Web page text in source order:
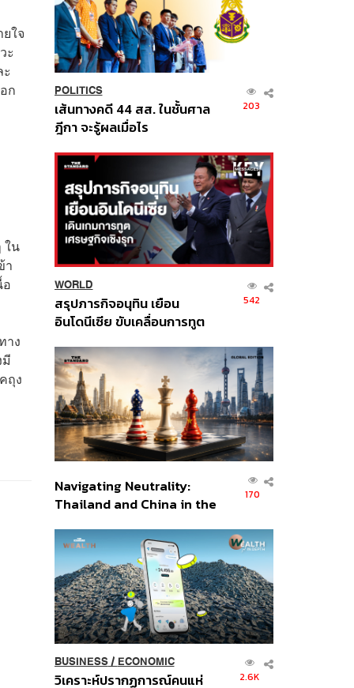
ใจ
ะ
ก
ใน
า
าง
ถุง
POLITICS
เส้นทางคดี 44 สส. ในชั้นศาล
ฎีกา จะรู้ผลเมื่อไร
203
WORLD
สรุปภารกิจอนุทิน เยือน
อินโดนีเซีย ขับเคลื่อนการทูต
ส่วนยุทธศาสตร์ไทย –
อินโดนีเซีย
542
Navigating Neutrality:
Thailand and China in the
Order
170
BUSINESS/ ECONOMIC
วิเคราะห์ปรากฏการณ์คนแห่ 2.6K